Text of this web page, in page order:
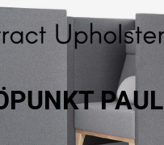
PAUL